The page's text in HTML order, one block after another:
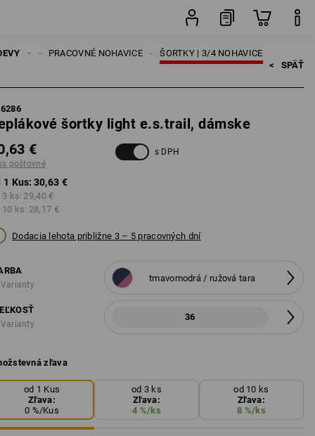
ŠORTKY | 3/4 NOHAVICE
PRACOVNÉ NOHAVICE
< SPÄŤ
šortky light e.s.trail, dámske
€
poštovné
s DPH
1 Kus: 30,63 €
3 ks: 29,40 €
10 ks: 28,17 €
Dodacia lehota približne 3 – 5 pracovných dní
tmavomodrá / ružová tara
36
zľava
od 1 Kus
Zľava:
0 %/Kus
od 3 ks
Zľava:
4 %/ks
od 10 ks
Zľava:
8 %/ks